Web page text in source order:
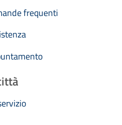
frequenti